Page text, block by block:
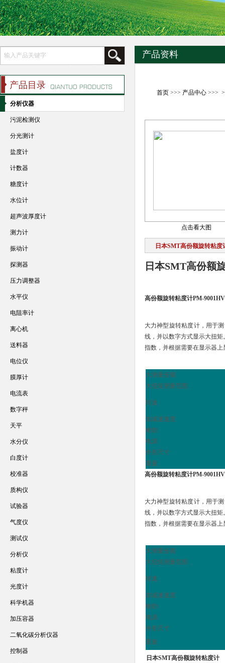
产品资料
首页>>> 产品中心>>>
点击看大图
日本SMT高份额旋转粘度
日本SMT高份额
高份额旋转粘度计PM-
大力神型旋转粘度计，用于
线，并以数字方式显示大扭
指数，并根据需要在显示器
大测量份额
大扭矩测量范围
转速
加减速速度
鲍勃
电源
外形尺寸
重量
高份额旋转粘度计PM-
大力神型旋转粘度计，用于
线，并以数字方式显示大扭
指数，并根据需要在显示器
大测量份额
大扭矩测量范围
转速
加减速速度
鲍勃
电源
外形尺寸
重量
日本SMT高份额旋转粘度计
产品目录
分析仪器
污泥检测仪
分光测计
盐度计
计数器
糖度计
水位计
超声波厚度计
测力计
振动计
探测器
压力调整器
水平仪
电阻率计
离心机
送料器
电位仪
膜厚计
电流表
数字秤
天平
水分仪
白度计
校准器
质构仪
试验器
气度仪
测试仪
分析仪
粘度计
光度计
科学机器
加压容器
二氧化碳分析仪器
控制器